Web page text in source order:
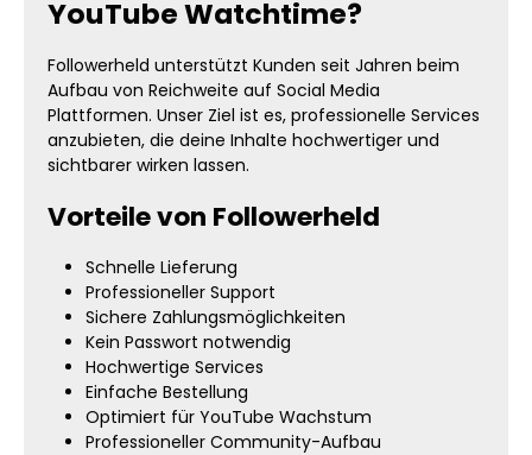
YouTube Watchtime?
Followerheld unterstützt Kunden seit Jahren beim
Aufbau von Reichweite auf Social Media
Plattformen. Unser Ziel ist es, professionelle Services
anzubieten, die deine Inhalte hochwertiger und
sichtbarer wirken lassen.
Vorteile von Followerheld
Schnelle Lieferung
Professioneller Support
Sichere Zahlungsmöglichkeiten
Kein Passwort notwendig
Hochwertige Services
Einfache Bestellung
Optimiert für YouTube Wachstum
Professioneller Community-Aufbau